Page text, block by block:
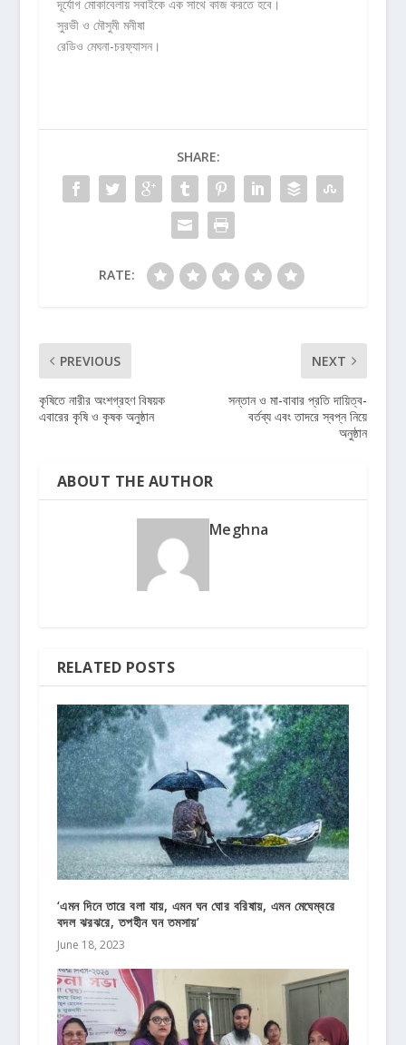
দূর্যোগ মোকাবেলায় সবাইকে এক সাথে কাজ করতে হবে।
সুরভী ও মৌসুমী মনীষা
রেডিও মেঘনা-চরফ্যাসন।
SHARE:
RATE:
PREVIOUS
কৃষিতে নারীর অংশগ্রহণ বিষয়ক
এবারের কৃষি ও কৃষক অনুষ্ঠান
NEXT
সন্তান ও মা-বাবার প্রতি দায়িত্ব-
বর্তব্য এবং তাদরে স্বপ্ন নিয়ে
অনুষ্ঠান
ABOUT THE AUTHOR
Meghna
RELATED POSTS
‘এমন দিনে তারে বলা যায়, এমন ঘন ঘোর বরিষায়, এমন মেঘেম্বরে
বদল ঝরঝরে, তপহীন ঘন তমসায়’
June 18, 2023